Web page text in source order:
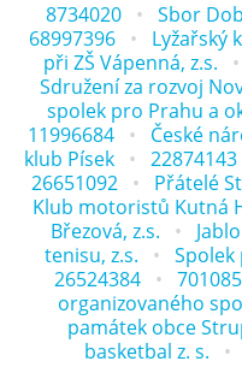
8734020
Sbor
68997396
Lyžařský
při ZŠ Vápenná, z.s.
Sdružení za rozvoj
spolek pro Prahu a
11996684
České
klub Písek
22874143
26651092
Přátelé
Klub motoristů Kutná
Březová, z.s.
tenisu, z.s.
Spolek
26524384
organizovaného
památek obce
basketbal z. s.